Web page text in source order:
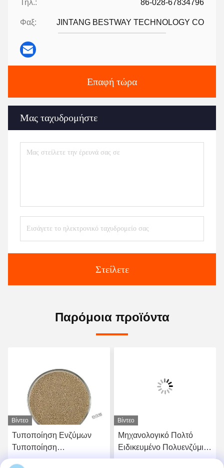
Τηλ.: 86-028-67834796
Φαξ: JINTANG BESTWAY TECHNOLOGY CO
Επαφή τώρα
Μας ταχυδρομήστε
Στείλετε
Παρόμοια προϊόντα
Βίντεο
Τυποποίηση Ενζύμων
Τυποποίηση
Εξειδικευμένων Ενζύμων
Βίντεο
Μηχανολογικό Πολτό
Ειδικευμένο Πολυενζύμιο
Κάνει τον Πολτό